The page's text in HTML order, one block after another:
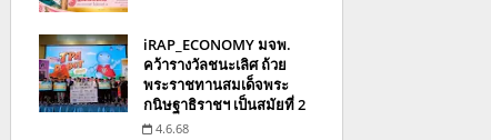
iRAP_ECONOMY มจพ.
คว้ารางวัลชนะเลิศ ถ้วย
พระราชทานสมเด็จพระ
กนิษฐาธิราชฯ เป็นสมัยที่ 2
4.6.68